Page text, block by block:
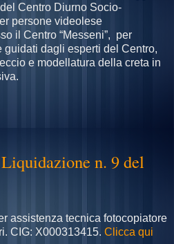
Centro Diurno Socio-
persone videolese
il Centro “Messeni”, per
guidati dagli esperti del Centro,
e modellatura della creta in
n. 9 del
assistenza tecnica fotocopiatore
CIG: X000313415. Clicca qui